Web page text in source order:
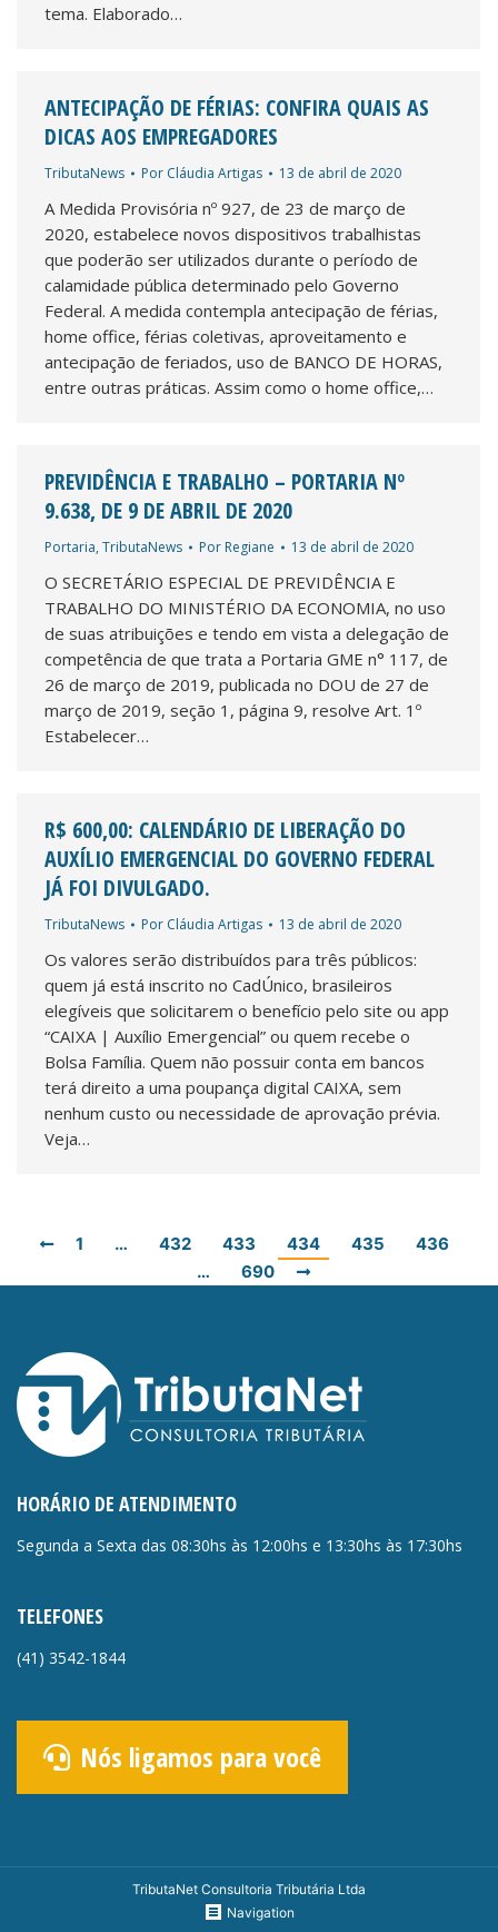
tema. Elaborado…
ANTECIPAÇÃO DE FÉRIAS: CONFIRA QUAIS AS
DICAS AOS EMPREGADORES
TributaNews Por Cláudia Artigas 13 de abril de 2020
A Medida Provisória nº 927, de 23 de março de
2020, estabelece novos dispositivos trabalhistas
que poderão ser utilizados durante o período de
calamidade pública determinado pelo Governo
Federal. A medida contempla antecipação de férias,
home office, férias coletivas, aproveitamento e
antecipação de feriados, uso de BANCO DE HORAS,
entre outras práticas. Assim como o home office,…
PREVIDÊNCIA E TRABALHO – PORTARIA Nº
9.638, DE 9 DE ABRIL DE 2020
Portaria,TributaNews Por Regiane 13 de abril de 2020
O SECRETÁRIO ESPECIAL DE PREVIDÊNCIA E
TRABALHO DO MINISTÉRIO DA ECONOMIA, no uso
de suas atribuições e tendo em vista a delegação de
competência de que trata a Portaria GME n° 117, de
26 de março de 2019, publicada no DOU de 27 de
março de 2019, seção 1, página 9, resolve Art. 1º
Estabelecer…
R$ 600,00: CALENDÁRIO DE LIBERAÇÃO DO
AUXÍLIO EMERGENCIAL DO GOVERNO FEDERAL
JÁ FOI DIVULGADO.
TributaNews Por Cláudia Artigas 13 de abril de 2020
Os valores serão distribuídos para três públicos:
quem já está inscrito no CadÚnico, brasileiros
elegíveis que solicitarem o benefício pelo site ou app
“CAIXA | Auxílio Emergencial” ou quem recebe o
Bolsa Família. Quem não possuir conta em bancos
terá direito a uma poupança digital CAIXA, sem
nenhum custo ou necessidade de aprovação prévia.
Veja…
1 … 432 433 434 435
436
…
690
HORÁRIO DE ATENDIMENTO
Segunda a Sexta das 08:30hs às 12:00hs e 13:30hs às 17:30hs
TELEFONES
(41) 3542-1844
Nós ligamos para você
TributaNet Consultoria Tributária Ltda
Navigation